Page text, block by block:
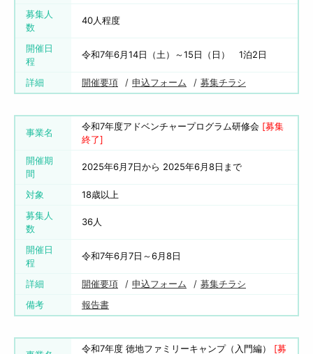
募集人
数
40人程度
開催日
程
令和7年6月14日（土）～15日（日） 1泊2日
詳細 開催要項 申込フォーム 募集チラシ
事業名
令和7年度アドベンチャープログラム研修会 [募集
終了]
開催期
間
2025年6月7日から 2025年6月8日まで
対象
18歳以上
募集人
数
36人
開催日
程
令和7年6月7日～6月8日
詳細 開催要項 申込フォーム
募集チラシ
備考
報告書
令和7年度 徳地ファミリーキャンプ（入門編） [募